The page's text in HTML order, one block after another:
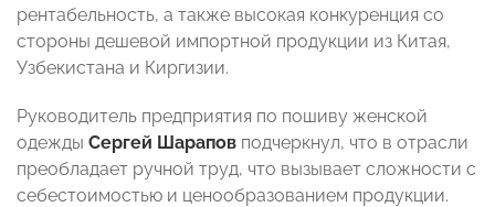
рентабельность, а также высокая конкуренция со
стороны дешевой импортной продукции из Китая,
Узбекистана и Киргизии.
Руководитель предприятия по пошиву женской
одежды Сергей Шарапов подчеркнул, что в отрасли
преобладает ручной труд, что вызывает сложности с
себестоимостью и ценообразованием продукции.